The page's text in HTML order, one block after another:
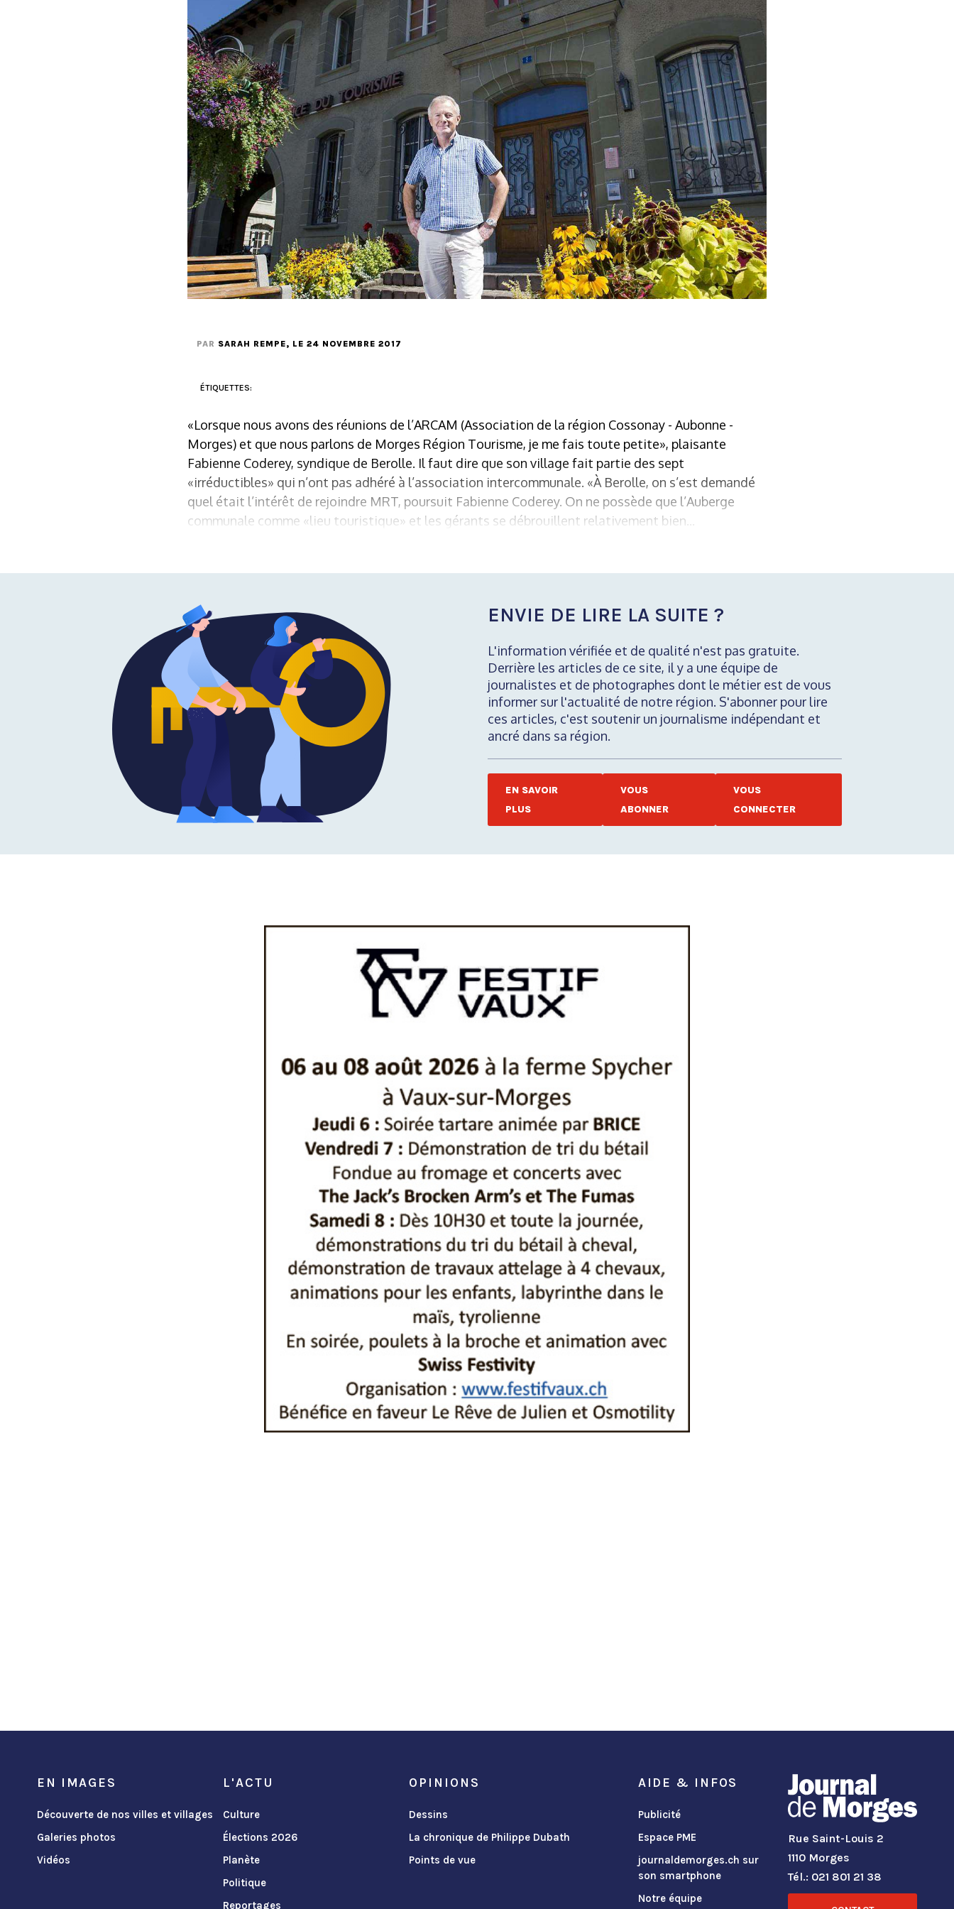
PAR SARAH REMPE, LE 24 NOVEMBRE 2017
ÉTIQUETTES:
«Lorsque nous avons des réunions de l’ARCAM (Association de la région Cossonay - Aubonne -
Morges) et que nous parlons de Morges Région Tourisme, je me fais toute petite», plaisante
Fabienne Coderey, syndique de Berolle. Il faut dire que son village fait partie des sept
«irréductibles» qui n’ont pas adhéré à l’association intercommunale. «À Berolle, on s’est demandé
quel était l’intérêt de rejoindre MRT, poursuit Fabienne Coderey. On ne possède que l’Auberge
communale comme «lieu touristique» et les gérants se débrouillent relativement bien...
ENVIE DE LIRE LA SUITE ?
L'information vérifiée et de qualité n'est pas gratuite.
Derrière les articles de ce site, il y a une équipe de
journalistes et de photographes dont le métier est de vous
informer sur l'actualité de notre région. S'abonner pour lire
ces articles, c'est soutenir un journalisme indépendant et
ancré dans sa région.
EN SAVOIR
PLUS
VOUS
ABONNER
VOUS
CONNECTER
EN IMAGES
Découverte de nos villes et villages
Galeries photos
Vidéos
L'ACTU
Culture
Élections 2026
Planète
Politique
Reportages
OPINIONS
Dessins
La chronique de Philippe Dubath
Points de vue
AIDE & INFOS
Publicité
Espace PME
journaldemorges.ch sur
son smartphone
Notre équipe
Rue Saint-Louis 2
1110 Morges
Tél.: 021 801 21 38